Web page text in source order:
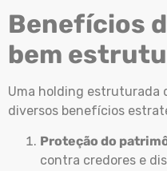
Benefícios
bem
Uma holding estruturada
diversos benefícios
Proteção do
contra credores e